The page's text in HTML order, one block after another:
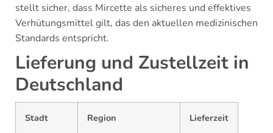
stellt sicher, dass Mircette als sicheres und effektives
Verhütungsmittel gilt, das den aktuellen medizinischen
Standards entspricht.
Lieferung und Zustellzeit in
Deutschland
Stadt Region Lieferzeit